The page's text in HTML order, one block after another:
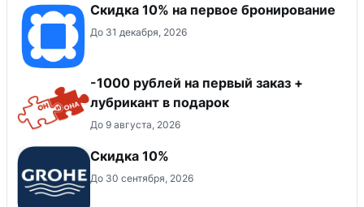
Скидка 10% на первое бронирование
До 31 декабря, 2026
-1000 рублей на первый заказ +
лубрикант в подарок
До 9 августа, 2026
Скидка 10%
До 30 сентября, 2026